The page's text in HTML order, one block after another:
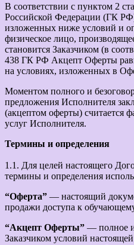
В соответствии с пунктом 2
Российской Федерации (ГК
изложенных ниже условий и
физическое лицо,
становится Заказчиком (в
438 ГК РФ Акцепт Оферты
на условиях, изложенных в
Моментом полного и
предложения Исполнителя
(акцептом оферты) считается
услуг Исполнителя.
Термины и определения
1.1. Для целей настоящего
термины и определения
“Оферта” — настоящий
продажи доступа к
“Акцепт Оферты” — полное и
Заказчиком условий